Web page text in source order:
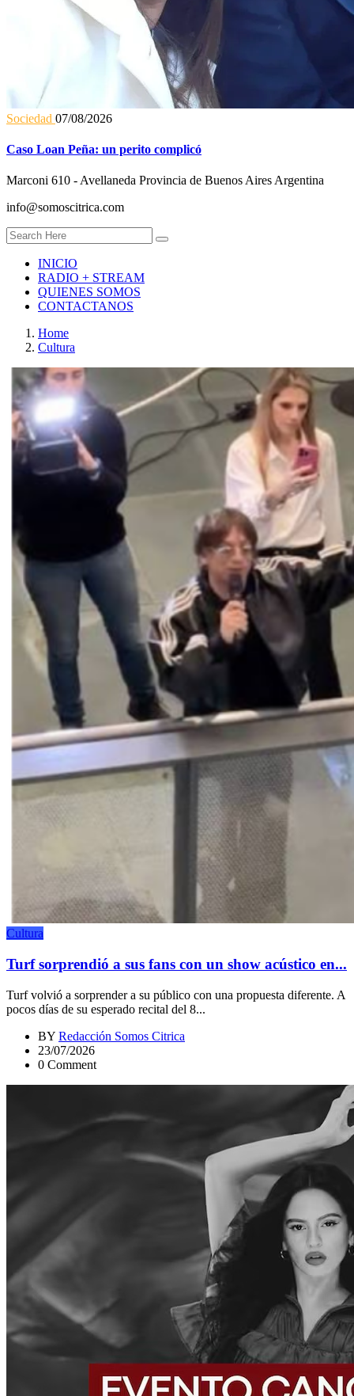
Sociedad 07/08/2026
Caso Loan Peña: un perito complicó
Marconi 610 - Avellaneda Provincia de Buenos Aires Argentina
info@somoscitrica.com
INICIO
RADIO + STREAM
QUIENES SOMOS
CONTACTANOS
Home
Cultura
Cultura
Turf sorprendió a sus fans con un show acústico en...
Turf volvió a sorprender a su público con una propuesta diferente. A
pocos días de su esperado recital del 8...
BY Redacción Somos Citrica
23/07/2026
0 Comment